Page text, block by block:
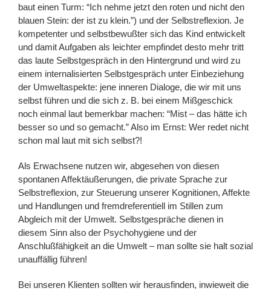
baut einen Turm: “Ich nehme jetzt den roten und nicht den
blauen Stein: der ist zu klein.”) und der Selbstreflexion. Je
kompetenter und selbstbewußter sich das Kind entwickelt
und damit Aufgaben als leichter empfindet desto mehr tritt
das laute Selbstgespräch in den Hintergrund und wird zu
einem internalisierten Selbstgespräch unter Einbeziehung
der Umweltaspekte: jene inneren Dialoge, die wir mit uns
selbst führen und die sich z. B. bei einem Mißgeschick
noch einmal laut bemerkbar machen: “Mist – das hätte ich
besser so und so gemacht.” Also im Ernst: Wer redet nicht
schon mal laut mit sich selbst?!
Als Erwachsene nutzen wir, abgesehen von diesen
spontanen Affektäußerungen, die private Sprache zur
Selbstreflexion, zur Steuerung unserer Kognitionen, Affekte
und Handlungen und fremdreferentiell im Stillen zum
Abgleich mit der Umwelt. Selbstgespräche dienen in
diesem Sinn also der Psychohygiene und der
Anschlußfähigkeit an die Umwelt – man sollte sie halt sozial
unauffällig führen!
Bei unseren Klienten sollten wir herausfinden, inwieweit die